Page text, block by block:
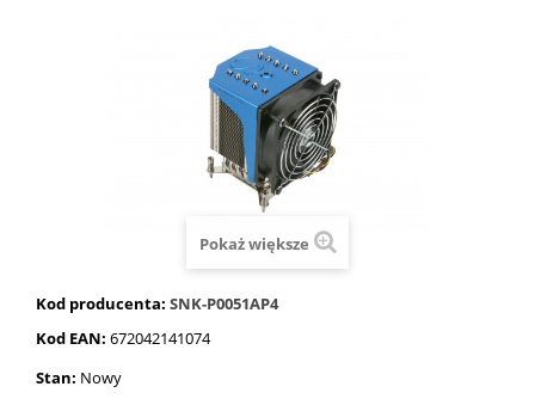
Pokaż większe
Kod producenta: SNK-P0051AP4
Kod EAN: 672042141074
Stan: Nowy